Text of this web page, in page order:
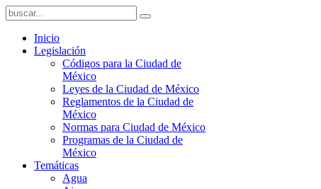
Inicio
Legislación
Códigos para la Ciudad de
México
Leyes de la Ciudad de México
Reglamentos de la Ciudad de
México
Normas para Ciudad de México
Programas de la Ciudad de
México
Temáticas
Agua